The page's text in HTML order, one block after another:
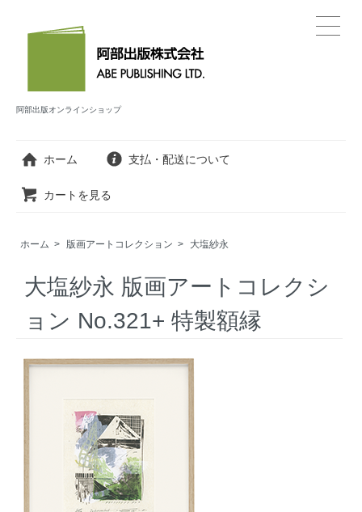
阿部出版オンラインショップ
ホーム 支払・配送について
カートを見る
ホーム > 版画アートコレクション > 大塩紗永
大塩紗永 版画アートコレクシ
ョン No.321+ 特製額縁